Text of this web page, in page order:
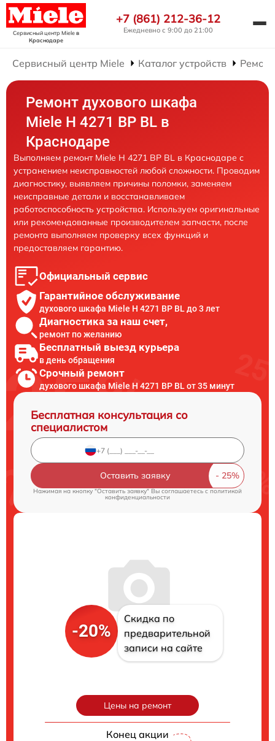
Сервисный центр Mieleв
Краснодаре
+7 (861) 212-36-12
Ежедневно с 9:00 до 21:00
Сервисный центр Miele Каталог устройств
Ремонт духового шкафа
Miele H 4271 BP BL в
Краснодаре
Выполняем ремонт Miele H 4271 BP BL в Краснодаре с
устранением неисправностей любой сложности. Проводим
диагностику, выявляем причины поломки, заменяем
неисправные детали и восстанавливаем
работоспособность устройства. Используем оригинальные
или рекомендованные производителем запчасти, после
ремонта выполняем проверку всех функций и
предоставляем гарантию.
Официальный сервис
Гарантийное обслуживание
духового шкафа Miele H 4271 BP BL до 3 лет
Диагностика за наш счет,
ремонт по желанию
Бесплатный выезд курьера
в день обращения
Срочный ремонт
духового шкафа Miele H 4271 BP BL от 35 минут
Бесплатная консультация со
специалистом
Оставить заявку
Нажимая на кнопку "Оставить заявку" Вы соглашаетесь cполитикой
конфиденциальности
-20%
Скидка по
предварительной
записи на сайте
Цены на ремонт
Конец акции